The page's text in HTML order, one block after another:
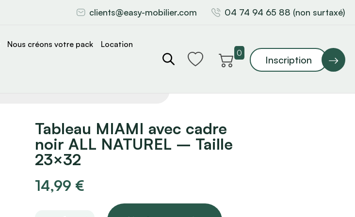
clients@easy-mobilier.com 04 74 94 65 88 (non surtaxé)
0
Inscription
Nous créons votre pack Location
Tableau MIAMI avec cadre
noir ALL NATUREL – Taille
23×32
14,99 €